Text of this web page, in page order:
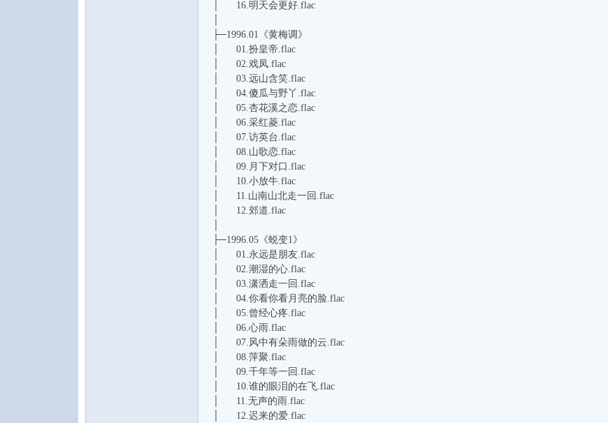
│ 16.明天会更好.flac
├─1996.01《黄梅调》
│ 01.扮皇帝.flac
│ 02.戏凤.flac
│ 03.远山含笑.flac
│ 04.傻瓜与野丫.flac
│ 05.杏花溪之恋.flac
│ 06.采红菱.flac
│ 07.访英台.flac
│ 08.山歌恋.flac
│ 09.月下对口.flac
│ 10.小放牛.flac
│ 11.山南山北走一回.flac
│ 12.郊道.flac
├─1996.05《蜕变1》
│ 01.永远是朋友.flac
│ 02.潮湿的心.flac
│ 03.潇洒走一回.flac
│ 04.你看你看月亮的脸.flac
│ 05.曾经心疼.flac
│ 06.心雨.flac
│ 07.风中有朵雨做的云.flac
│ 08.萍聚.flac
│ 09.千年等一回.flac
│ 10.谁的眼泪的在飞.flac
│ 11.无声的雨.flac
│ 12.迟来的爱.flac